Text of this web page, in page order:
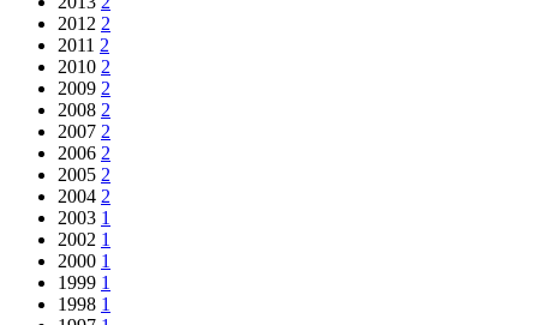
2012 2
2011 2
2010 2
2009 2
2008 2
2007 2
2006 2
2005 2
2004 2
2003 1
2002 1
2000 1
1999 1
1998 1